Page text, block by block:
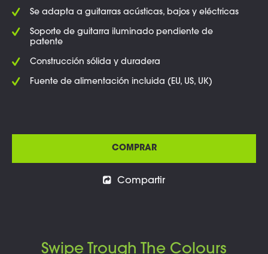
Se adapta a guitarras acústicas, bajos y eléctricas
Soporte de guitarra iluminado pendiente de
patente
Construcción sólida y duradera
Fuente de alimentación incluida (EU, US, UK)
COMPRAR
Compartir
Swipe Trough The Colours